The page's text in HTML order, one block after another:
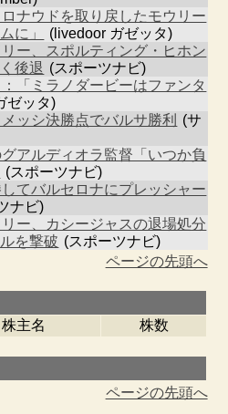
ナウドを取り戻したモウリー
に」
(livedoor ガゼッタ)
ー、スポルティング・ヒホン
後退 (スポーツナビ)
「ミラノダービーはファンタ
ゼッタ)
メッシ決勝点でバルサ勝利
(サ
アルディオラ監督「いつか負
(スポーツナビ)
てバルセロナにプレッシャー
ナビ)
ー、カシージャスの退場処分
を撃破 (スポーツナビ)
ページの先頭へ
株主名 株数
ページの先頭へ